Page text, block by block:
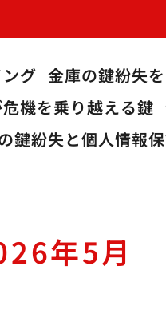
グ 金庫の鍵紛失
機を乗り越える鍵
鍵紛失と個人情報
年5月